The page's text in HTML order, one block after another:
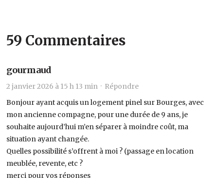
59 Commentaires
gourmaud
2 janvier 2026 à 15 h 13 min · Répondre
Bonjour ayant acquis un logement pinel sur Bourges, avec
mon ancienne compagne, pour une durée de 9 ans, je
souhaite aujourd’hui m’en séparer à moindre coût, ma
situation ayant changée.
Quelles possibilité s’offrent à moi ? (passage en location
meublée, revente, etc ?
merci pour vos réponses